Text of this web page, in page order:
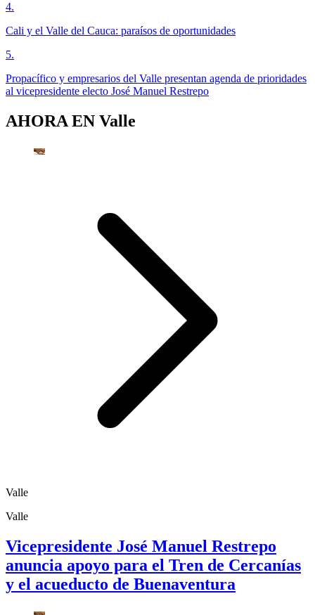
4.
Cali y el Valle del Cauca: paraísos de oportunidades
5.
Propacífico y empresarios del Valle presentan agenda de prioridades
al vicepresidente electo José Manuel Restrepo
AHORA EN Valle
Valle
Valle
Vicepresidente José Manuel Restrepo
anuncia apoyo para el Tren de Cercanías
y el acueducto de Buenaventura